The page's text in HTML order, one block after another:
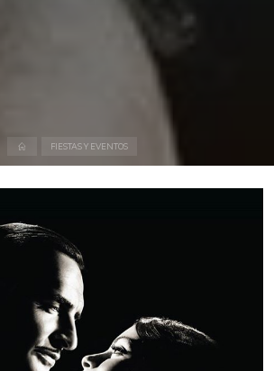
FIESTAS Y EVENTOS